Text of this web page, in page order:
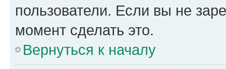
пользователи. Если вы не
момент сделать это.
Вернуться к началу